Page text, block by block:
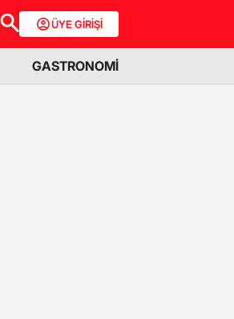
ÜYE GİRİŞİ
GASTRONOMİ